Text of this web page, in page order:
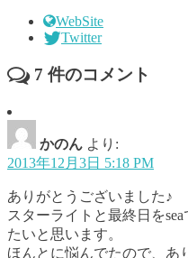
WebSite
Twitter
7 件のコメント
かのん より:
2013年12月3日 5:18 PM
ありがとうございました♪
スターライトと最終日を
たいと思います。
ほんとに悩んでたので、あ